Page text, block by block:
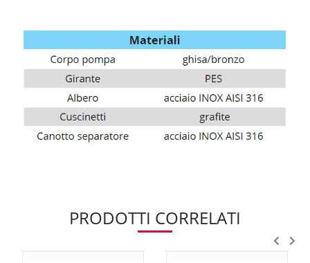
PRODOTTI CORRELATI